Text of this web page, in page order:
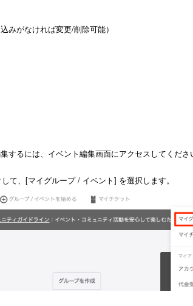
みがなければ変更/削除可能）
するには、イベント編集画面にアクセスしてくださ
て、[マイグループ / イベント] を選択します。